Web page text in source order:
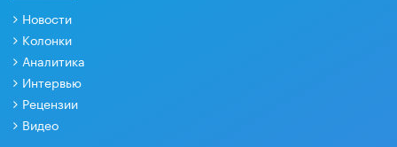
Новости
Колонки
Аналитика
Интервью
Рецензии
Видео